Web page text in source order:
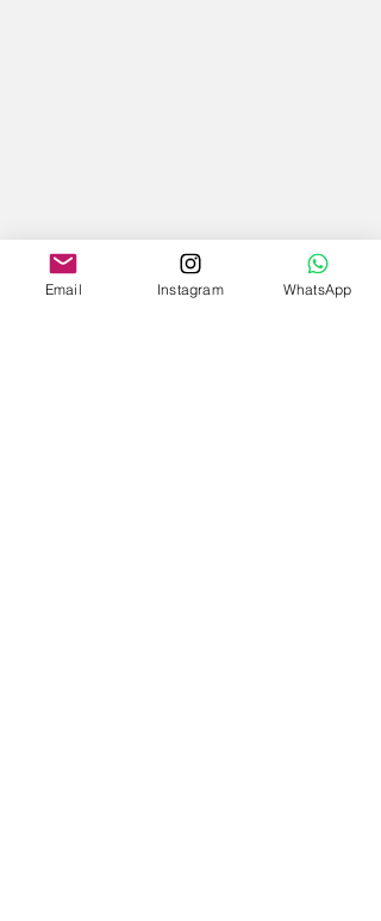
Email Instagram WhatsApp